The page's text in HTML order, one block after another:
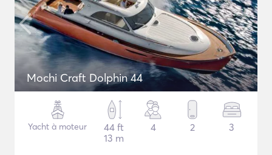
Mochi Craft Dolphin 44
Yacht à moteur
44 ft
13 m
4 2 3